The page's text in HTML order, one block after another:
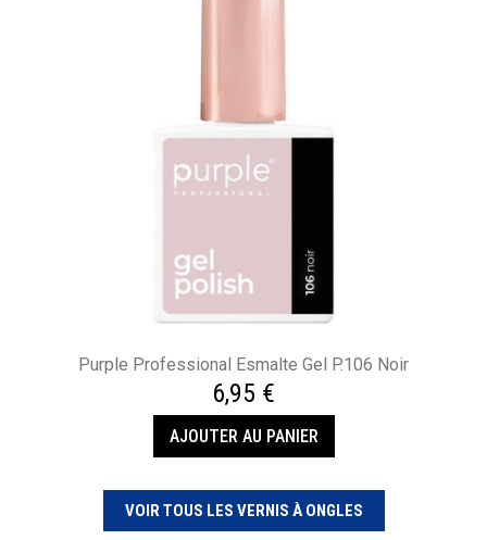
Purple Professional Esmalte Gel P.106 Noir
6,95 €
AJOUTER AU PANIER
VOIR TOUS LES VERNIS À ONGLES